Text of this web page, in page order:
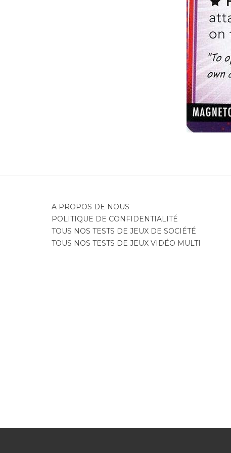
A PROPOS DE NOUS
POLITIQUE DE CONFIDENTIALITÉ
TOUS NOS TESTS DE JEUX DE SOCIÉTÉ
TOUS NOS TESTS DE JEUX VIDÉO MULTI